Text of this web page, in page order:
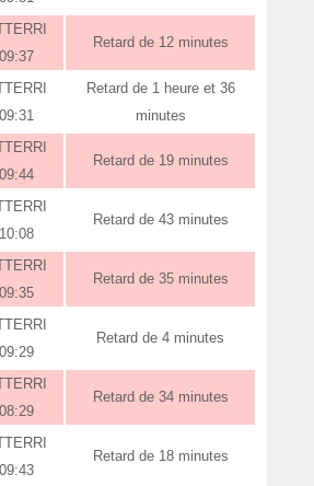
09:37
Retard de 12 minutes
09:31
Retard de 1 heure et 36
minutes
09:44
Retard de 19 minutes
10:08
Retard de 43 minutes
09:35
Retard de 35 minutes
09:29
Retard de 4 minutes
08:29
Retard de 34 minutes
09:43
Retard de 18 minutes